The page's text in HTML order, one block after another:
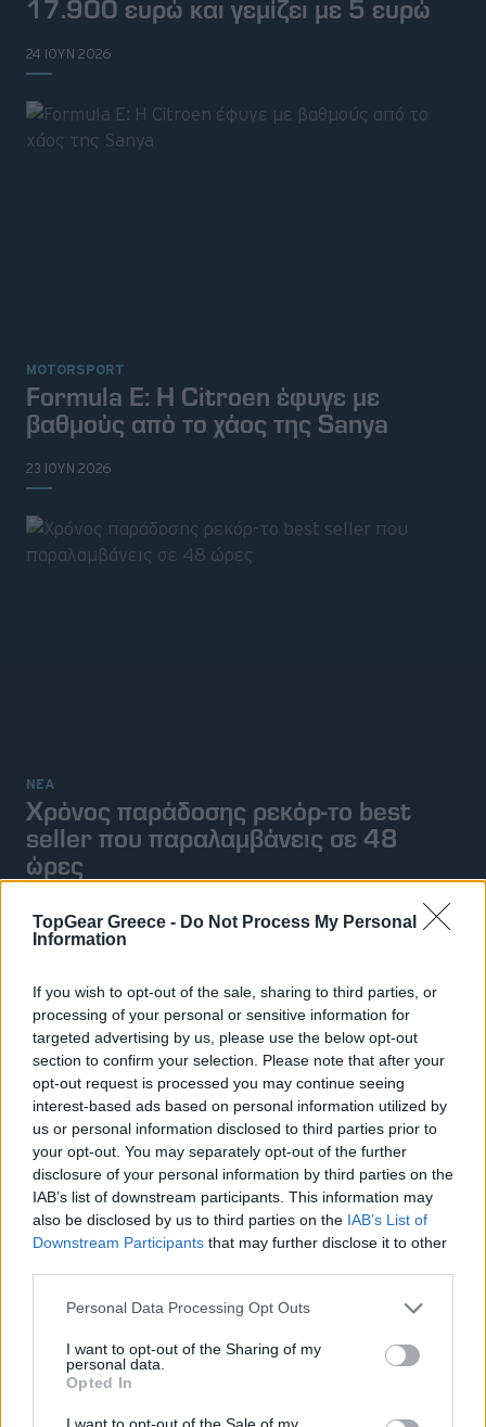
TopGear Greece - Do Not Process My Personal
Information
If you wish to opt-out of the sale, sharing to third parties, or
processing of your personal or sensitive information for
targeted advertising by us, please use the below opt-out
section to confirm your selection. Please note that after your
opt-out request is processed you may continue seeing
interest-based ads based on personal information utilized by
us or personal information disclosed to third parties prior to
your opt-out. You may separately opt-out of the further
disclosure of your personal information by third parties on the
IAB’s list of downstream participants. This information may
also be disclosed by us to third parties on the IAB’s List of
Downstream Participants that may further disclose it to other
Please note that this website/app uses one or more Google
not limited to your visit or usage behaviour. You may click to
grant or deny consent to Google and its third-party tags to
use your data for below specified purposes in below Google
consent section.
Personal Data Processing Opt Outs
I want to opt-out of the Sharing of my
personal data.
Opted In
I want to opt-out of the Sale of my
17.900 ευρώ και γεμίζει με 5 ευρώ
24 ΙΟΥΝ 2026
MOTORSPORT
Formula E: Η Citroen έφυγε με
βαθμούς από το χάος της Sanya
23 ΙΟΥΝ 2026
ΝΕΑ
Χρόνος παράδοσης ρεκόρ-το best
seller που παραλαμβάνεις σε 48
ώρες
ΝΕΑ
Ο νέος "ειδικός σύμβουλος" της
Citroen αποφάσισε να την
μετονομάσει σε Sytroen (video)
17 ΙΟΥΝ 2026